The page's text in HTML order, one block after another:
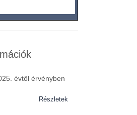
évtől érvényben
Részletek